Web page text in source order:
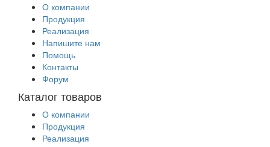
О компании
Продукция
Реализация
Напишите нам
Помощь
Контакты
Форум
Каталог товаров
О компании
Продукция
Реализация